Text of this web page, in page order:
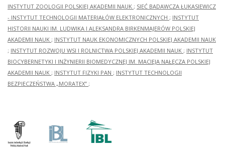
INSTYTUT ZOOLOGII POLSKIEJ AKADEMII NAUK ; SIEĆ BADAWCZA ŁUKASIEWICZ
- INSTYTUT TECHNOLOGII MATERIAŁÓW ELEKTRONICZNYCH ; INSTYTUT
HISTORII NAUKI IM. LUDWIKA I ALEKSANDRA BIRKENMAJERÓW POLSKIEJ
AKADEMII NAUK ; INSTYTUT NAUK EKONOMICZNYCH POLSKIEJ AKADEMII NAUK
; INSTYTUT ROZWOJU WSI I ROLNICTWA POLSKIEJ AKADEMII NAUK ; INSTYTUT
BIOCYBERNETYKI I INŻYNIERII BIOMEDYCZNEJ IM. MACIEJA NAŁĘCZA POLSKIEJ
AKADEMII NAUK ; INSTYTUT FIZYKI PAN ; INSTYTUT TECHNOLOGII
BEZPIECZEŃSTWA „MORATEX” ;